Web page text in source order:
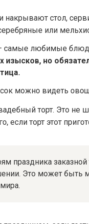
накрывают стол,
или
самые любимые
изысков, но
можно видеть
торт. Это не
если торт этот
праздника заказной
Это может быть